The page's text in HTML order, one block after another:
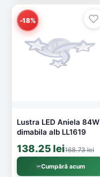
-18%
Lustra LED Aniela 84W
dimabila alb LL1619
138.25 lei168.73 lei
Cumpără acum